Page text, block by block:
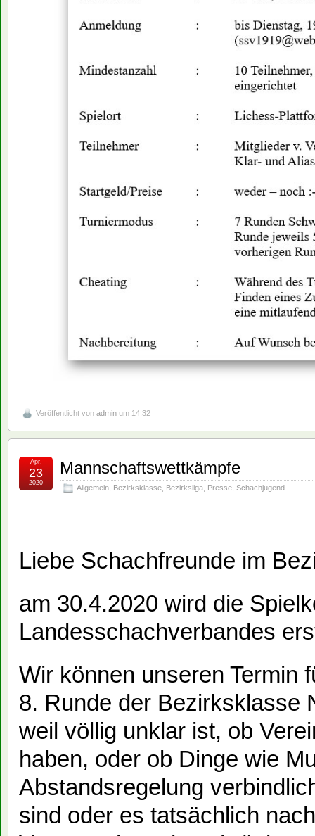
Veröffentlicht von admin um 14:32
Mannschaftswettkämpfe
Allgemein, Bezirksklasse, Bezirksliga, Presse, Schachjugend
Apr.
23
2020
Liebe Schachfreunde im
am 30.4.2020 wird die
Landesschachverbandes
Wir können unseren Termin
8. Runde der Bezirksklasse
weil völlig unklar ist, ob
haben, oder ob Dinge wie
Abstandsregelung
sind oder es tatsächlich